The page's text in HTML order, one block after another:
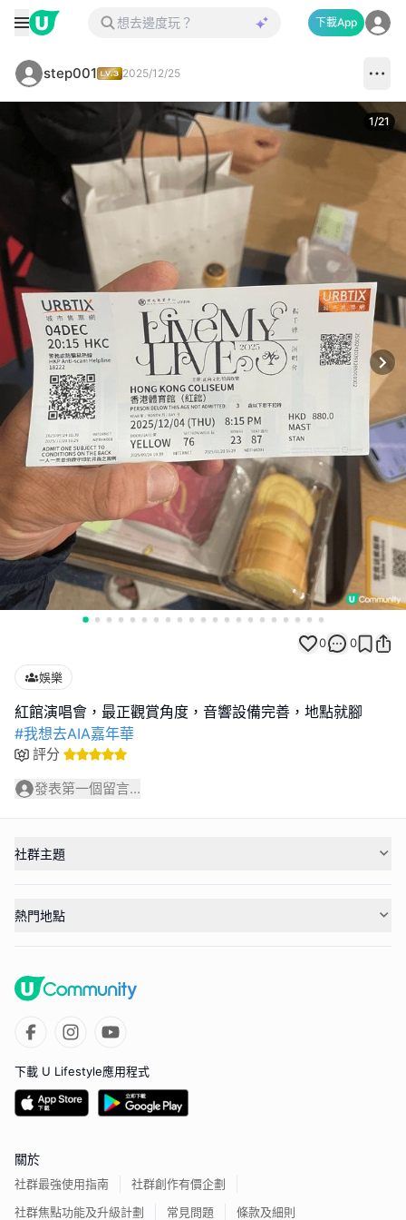
下載App
step001 2025/12/25
1/21
0 0
娛樂
#我想去AIA嘉年華
評分
發表第一個留言...
社群主題
熱門地點
下載 U Lifestyle應用程式
關於
社群最強使用指南
社群創作有價企劃
社群焦點功能及升級計劃
常見問題 條款及細則